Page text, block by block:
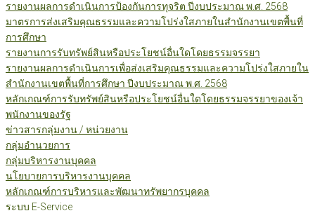
รายงานผลการดำเนินการป้องกันการทุจริต ปีงบประมาณ พ.ศ. 2568
มาตรการส่งเสริมคุณธรรมและความโปร่งใสภายในสำนักงานเขตพื้นที่
การศึกษา
รายงานการรับทรัพย์สินหรือประโยชน์อื่นใดโดยธรรมจรรยา
รายงานผลการดำเนินการเพื่อส่งเสริมคุณธรรมและความโปร่งใสภายใน
สำนักงานเขตพื้นที่การศึกษา ปีงบประมาณ พ.ศ. 2568
หลักเกณฑ์การรับทรัพย์สินหรือประโยชน์อื่นใดโดยธรรมจรรยาของเจ้า
พนักงานของรัฐ
ข่าวสารกลุ่มงาน / หน่วยงาน
กลุ่มอำนวยการ
กลุ่มบริหารงานบุคคล
นโยบายการบริหารงานบุคคล
หลักเกณฑ์การบริหารและพัฒนาทรัพยากรบุคคล
ระบบ E-Service